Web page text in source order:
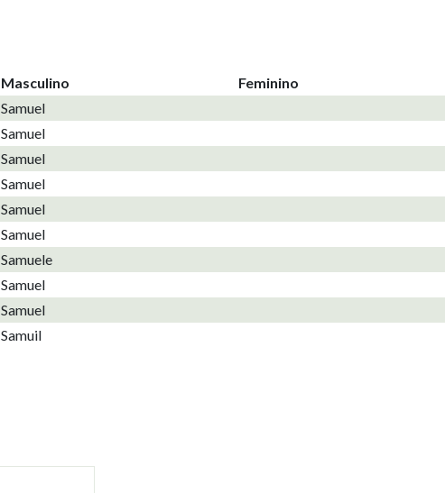
Masculino
Feminino
Samuel
Samuel
Samuel
Samuel
Samuel
Samuel
Samuele
Samuel
Samuel
Samuil